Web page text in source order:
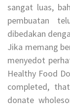
sangat luas,
pembuatan
dibedakan
Jika memang
menyedot
Healthy Food
completed,
donate